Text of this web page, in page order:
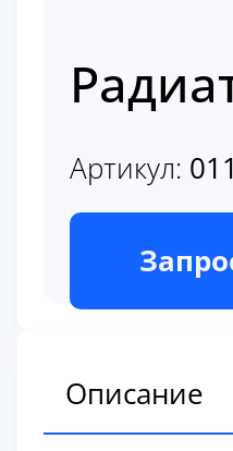
Артикул:
В наличии
Описание